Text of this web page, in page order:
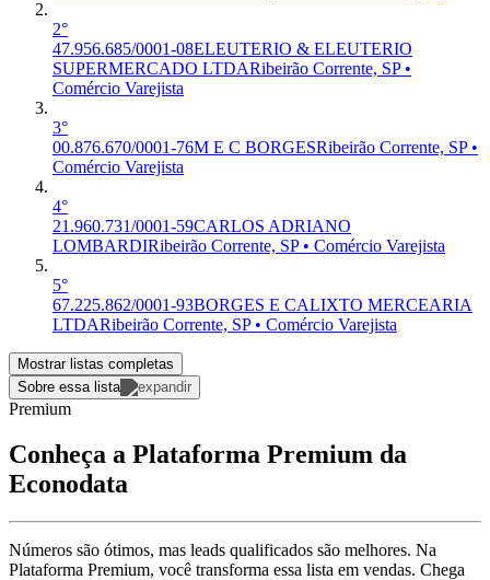
2°
47.956.685/0001-08ELEUTERIO & ELEUTERIO
SUPERMERCADO LTDARibeirão Corrente, SP •
Comércio Varejista
3°
00.876.670/0001-76M E C BORGESRibeirão Corrente, SP •
Comércio Varejista
4°
21.960.731/0001-59CARLOS ADRIANO
LOMBARDIRibeirão Corrente, SP • Comércio Varejista
5°
67.225.862/0001-93BORGES E CALIXTO MERCEARIA
LTDARibeirão Corrente, SP • Comércio Varejista
Mostrar listas completas
Sobre essa lista
Premium
Conheça a Plataforma Premium da
Econodata
Números são ótimos, mas leads qualificados são melhores. Na
Plataforma Premium, você transforma essa lista em vendas. Chega